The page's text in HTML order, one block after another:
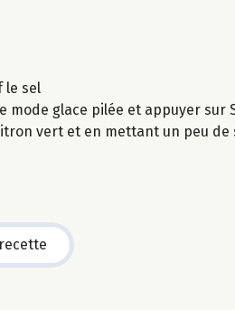
le sel
mode glace pilée et appuyer sur
vert et en mettant un peu de